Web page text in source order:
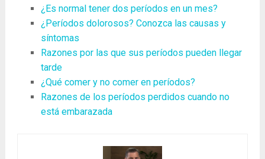
¿Es normal tener dos períodos en un mes?
¿Períodos dolorosos? Conozca las causas y
síntomas
Razones por las que sus períodos pueden llegar
tarde
¿Qué comer y no comer en períodos?
Razones de los períodos perdidos cuando no
está embarazada